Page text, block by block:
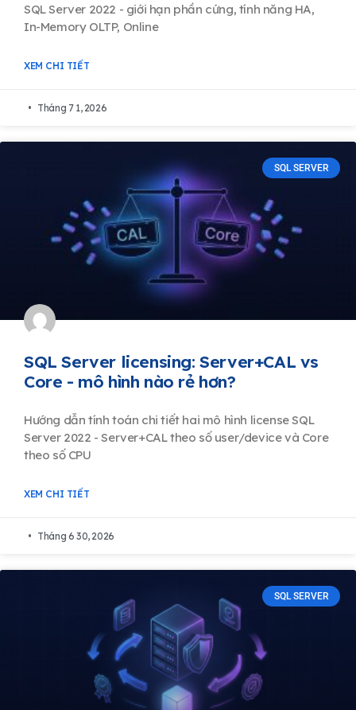
SQL Server 2022 - giới hạn phần cứng, tính năng HA,
In-Memory OLTP, Online
XEM CHI TIẾT
Tháng 7 1, 2026
SQL SERVER
SQL Server licensing: Server+CAL vs
Core - mô hình nào rẻ hơn?
Hướng dẫn tính toán chi tiết hai mô hình license SQL
Server 2022 - Server+CAL theo số user/device và Core
theo số CPU
XEM CHI TIẾT
Tháng 6 30, 2026
SQL SERVER